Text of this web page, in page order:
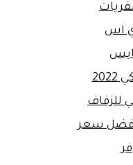
اس
للزفاف
سعر